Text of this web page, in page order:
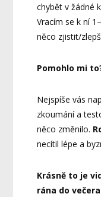
chybět v žádné
Vracím se k ní
něco zjistit/
Pomohlo mi
Nejspíše vás
zkoumání a
něco změnilo.
necítil lépe a
Krásně to je
rána do